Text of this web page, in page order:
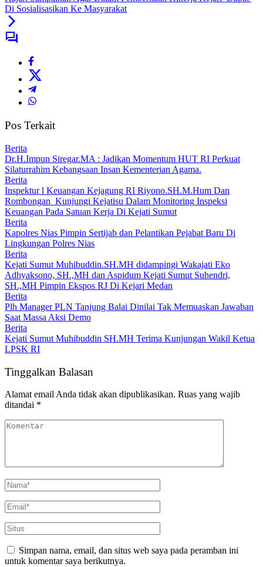
Di Sosialisasikan Ke Masyarakat
Pos Terkait
Berita
Dr.H.Impun Siregar.MA : Jadikan Momentum HUT RI Perkuat
Silaturrahim Kebangsaan Insan Kementerian Agama.
Berita
Inspektur l Keuangan Kejagung RI Riyono.SH.M.Hum Dan
Rombongan Kunjungi Kejatisu Dalam Monitoring Inspeksi
Keuangan Pada Satuan Kerja Di Kejati Sumut
Berita
Kapolres Nias Pimpin Sertijab dan Pelantikan Pejabat Baru Di
Lingkungan Polres Nias
Berita
Kejati Sumut Muhibuddin.SH.MH didampingi Wakajati Eko
Adhyaksono, SH.,MH dan Aspidum Kejati Sumut Suhendri,
SH.,MH Pimpin Ekspos RJ Di Kejari Medan
Berita
Plh Manager PLN Tanjung Balai Dinilai Tak Memuaskan Jawaban
Saat Massa Aksi Demo
Berita
Kejati Sumut Muhibuddin SH.MH Terima Kunjungan Wakil Ketua
LPSK RI
Tinggalkan Balasan
Alamat email Anda tidak akan dipublikasikan. Ruas yang wajib
ditandai *
Simpan nama, email, dan situs web saya pada peramban ini
untuk komentar saya berikutnya.